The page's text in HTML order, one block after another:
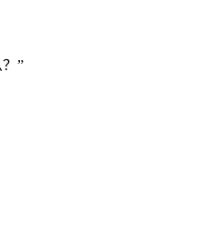
”